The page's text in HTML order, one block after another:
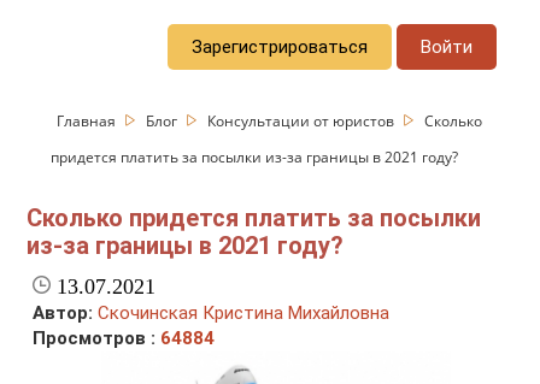
Зарегистрироваться Войти
Главная Блог Консультации от юристов
Сколько
придется платить за посылки из-за границы в 2021 году?
Сколько придется платить за посылки
из-за границы в 2021 году?
13.07.2021
Автор: Скочинская Кристина Михайловна
Просмотров : 64884